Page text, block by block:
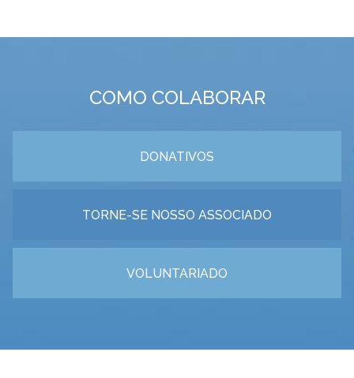
COMO COLABORAR
DONATIVOS
TORNE-SE NOSSO ASSOCIADO
VOLUNTARIADO